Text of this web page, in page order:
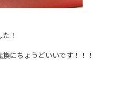
！
にちょうどいいです！！！